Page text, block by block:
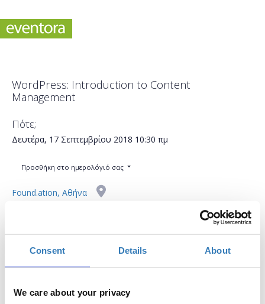
Consent Details About
We care about your privacy
WordPress: Introduction to Content
Management
Πότε;
Δευτέρα, 17 Σεπτεμβρίου 2018 10:30 πμ
Προσθήκη στο ημερολόγιό σας
Found.ation, Αθήνα